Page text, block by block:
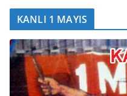
KANLI 1 MAYIS